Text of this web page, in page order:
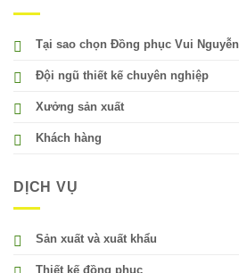
Tại sao chọn Đồng phục Vui Nguyễn
Đội ngũ thiết kế chuyên nghiệp
Xưởng sản xuất
Khách hàng
DỊCH VỤ
Sản xuất và xuất khẩu
Thiết kế đồng phục